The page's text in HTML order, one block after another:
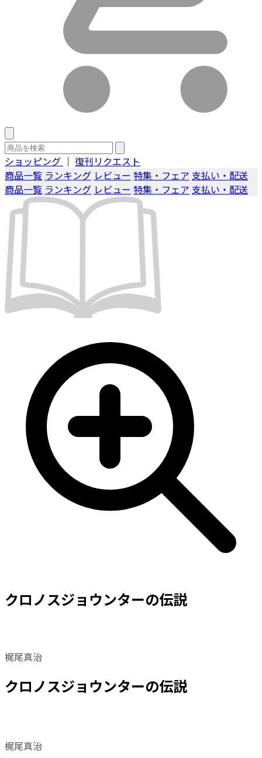
ショッピング ｜ 復刊リクエスト
商品一覧 ランキング レビュー 特集・フェア 支払い・配送
商品一覧 ランキング レビュー 特集・フェア 支払い・配送
クロノスジョウンターの伝説
梶尾真治
クロノスジョウンターの伝説
梶尾真治